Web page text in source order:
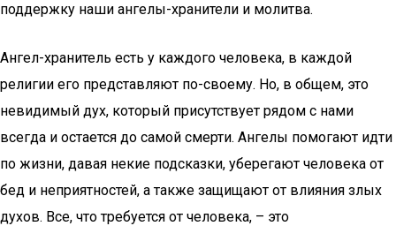
поддержку наши ангелы-хранители и молитва.
Ангел-хранитель есть у каждого человека, в каждой
религии его представляют по-своему. Но, в общем, это
невидимый дух, который присутствует рядом с нами
всегда и остается до самой смерти. Ангелы помогают идти
по жизни, давая некие подсказки, уберегают человека от
бед и неприятностей, а также защищают от влияния злых
духов. Все, что требуется от человека, – это